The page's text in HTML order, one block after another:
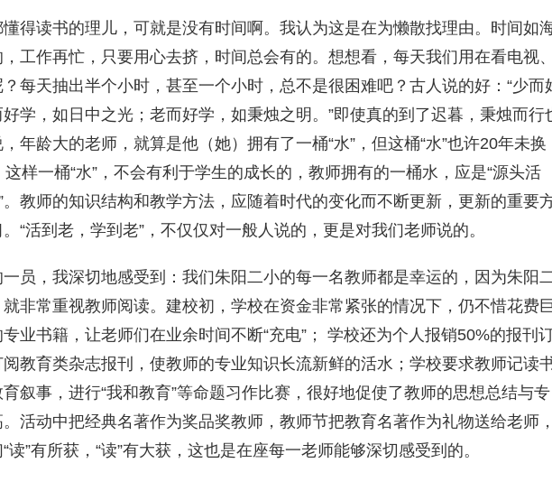
得读书的理儿，可就是没有时间啊。我认为这是在为懒散找理由。时间如
工作再忙，只要用心去挤，时间总会有的。想想看，每天我们用在看电视、
每天抽出半个小时，甚至一个小时，总不是很困难吧？古人说的好：“少而
学，如日中之光；老而好学，如秉烛之明。”即使真的到了迟暮，秉烛而行
年龄大的老师，就算是他（她）拥有了一桶“水”，但这桶“水”也许20年未换
样一桶“水”，不会有利于学生的成长的，教师拥有的一桶水，应是“源头活
。教师的知识结构和教学方法，应随着时代的变化而不断更新，更新的重要
“活到老，学到老”，不仅仅对一般人说的，更是对我们老师说的。
员，我深切地感受到：我们朱阳二小的每一名教师都是幸运的，因为朱阳
非常重视教师阅读。建校初，学校在资金非常紧张的情况下，仍不惜花费
业书籍，让老师们在业余时间不断“充电”； 学校还为个人报销50%的报刊
教育类杂志报刊，使教师的专业知识长流新鲜的活水；学校要求教师记读
叙事，进行“我和教育”等命题习作比赛，很好地促使了教师的思想总结与专
活动中把经典名著作为奖品奖教师，教师节把教育名著作为礼物送给老师，
”有所获，“读”有大获，这也是在座每一老师能够深切感受到的。